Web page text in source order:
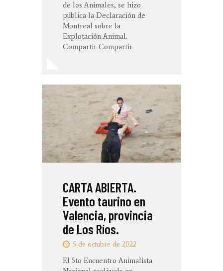
de los Animales, se hizo
pública la Declaración de
Montreal sobre la
Explotación Animal.
Compartir Compartir
CARTA ABIERTA.
Evento taurino en
Valencia, provincia
de Los Ríos.
5 de octubre de 2022
El 5to Encuentro Animalista